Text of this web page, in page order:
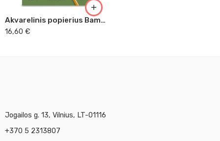
Akvarelinis popierius Bamboo
16,60 €
Jogailos g. 13, Vilnius, LT-01116
+370 5 2313807